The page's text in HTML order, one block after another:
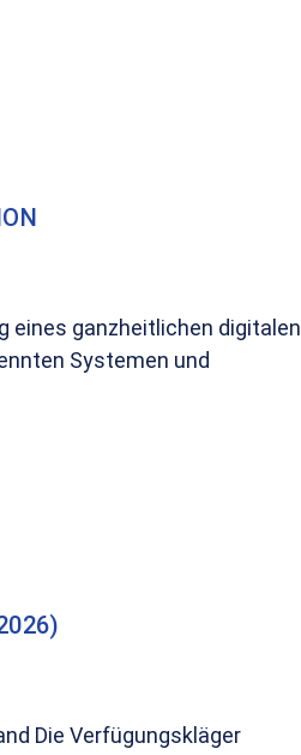
eines ganzheitlichen digitalen
Systemen und
Die Verfügungskläger